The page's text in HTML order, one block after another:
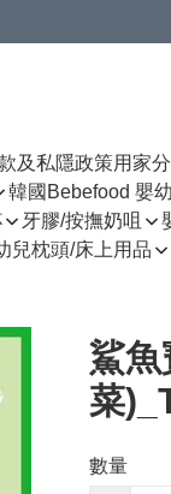
及私隱政策用家
韓國Bebefood 嬰
牙膠/按撫奶咀
兒枕頭/床上用品
鯊魚
菜
數量